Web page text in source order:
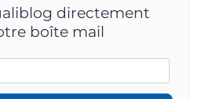
directement
boîte mail